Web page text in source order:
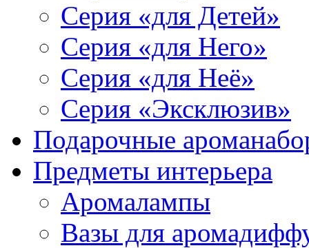
Серия «для Детей»
Серия «для Него»
Серия «для Неё»
Серия «Эксклюзив»
Подарочные
Предметы интерьера
Аромалампы
Вазы для